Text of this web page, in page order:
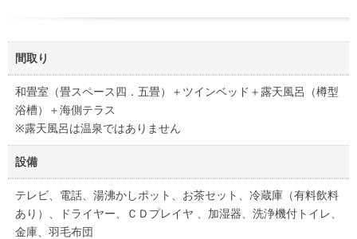
間取り
和畳室（畳スペース四．五畳）＋ツインベッド＋露天風呂（樽型
浴槽）＋海側テラス
※露天風呂は温泉ではありません
設備
テレビ、電話、湯沸かしポット、お茶セット、冷蔵庫（有料飲料
あり）、ドライヤー、ＣＤプレイヤ 、加湿器、洗浄機付トイレ、
金庫、羽毛布団